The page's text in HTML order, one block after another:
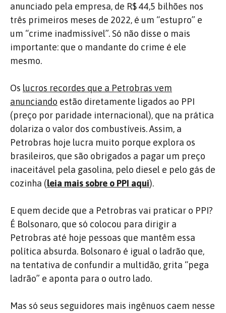
anunciado pela empresa, de R$ 44,5 bilhões nos
três primeiros meses de 2022, é um “estupro” e
um “crime inadmissível”. Só não disse o mais
importante: que o mandante do crime é ele
mesmo.
Os lucros recordes que a Petrobras vem
anunciando estão diretamente ligados ao PPI
(preço por paridade internacional), que na prática
dolariza o valor dos combustíveis. Assim, a
Petrobras hoje lucra muito porque explora os
brasileiros, que são obrigados a pagar um preço
inaceitável pela gasolina, pelo diesel e pelo gás de
cozinha (leia mais sobre o PPI aqui).
E quem decide que a Petrobras vai praticar o PPI?
É Bolsonaro, que só colocou para dirigir a
Petrobras até hoje pessoas que mantêm essa
política absurda. Bolsonaro é igual o ladrão que,
na tentativa de confundir a multidão, grita “pega
ladrão” e aponta para o outro lado.
Mas só seus seguidores mais ingênuos caem nesse